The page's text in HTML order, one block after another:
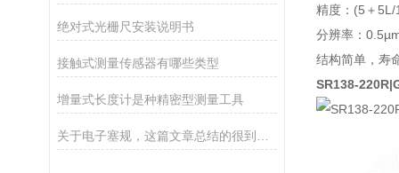
绝对式光栅尺安装说明书
接触式测量传感器有哪些类型
增量式长度计是种精密型测量工具
精度：(5＋
分辨率：
结构简单，寿
SR138-